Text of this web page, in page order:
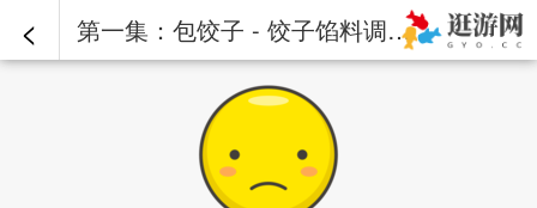
< 第一集：包饺子 - 饺子馅料调馅秘方配方特色小吃技术配方喜家德水饺商用教程增香